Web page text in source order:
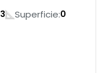
3 Superficie:0